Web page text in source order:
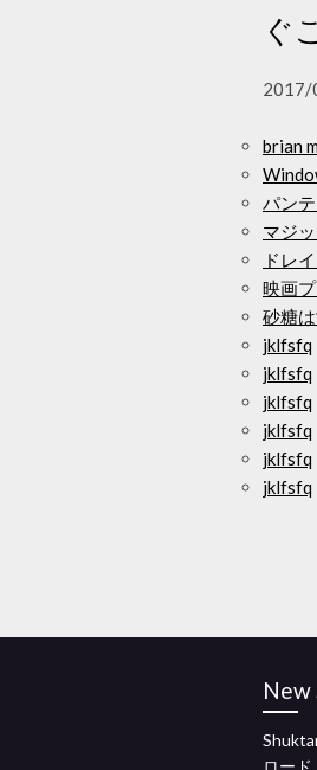
ぐ
2017/
brian
パン
マジ
ドレ
映画
砂糖
jklfsfq
jklfsfq
jklfsfq
jklfsfq
jklfsfq
jklfsfq
New
ロード